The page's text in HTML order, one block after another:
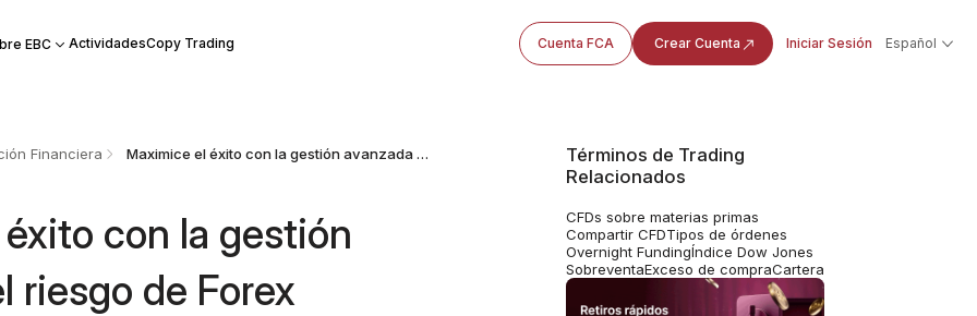
EBC ActividadesCopy Trading Cuenta FCA Crear Cuenta Iniciar Sesión Español
Financiera Maximice el éxito con la gestión avanzada del riesgo de Forex
con la gestión
riesgo de Forex
Términos de Trading
Relacionados
CFDs sobre materias primas
Compartir CFDTipos de órdenes
Overnight FundingÍndice Dow Jones
SobreventaExceso de compraCartera